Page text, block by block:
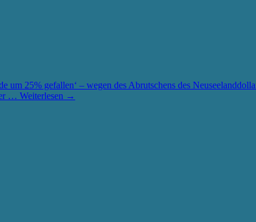
25% gefallen‘ – wegen des Abrutschens des
… Weiterlesen →